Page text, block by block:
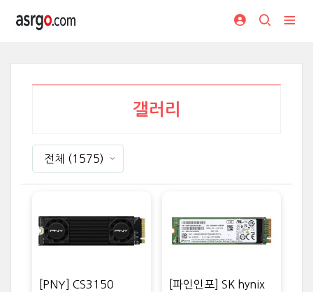
갤러리
전체 (1575)
[PNY] CS3150
[파인인포] SK hynix